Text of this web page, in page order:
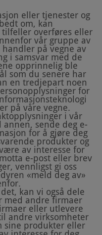
eller tjenester og
om, kan
overføres eller
vår gruppe av
på vegne av
i samsvar med de
opprinnelig ble
som du senere har
en tredjepart noen
for
på våre vegne.
i vår
sende deg e-
for å gjøre deg
produkter og
av interesse for
e-post eller brev
vennligst gi oss
«meld deg av»
kan vi også dele
med andre firmaer
eller utlevere
andre virksomheter
sine produkter eller